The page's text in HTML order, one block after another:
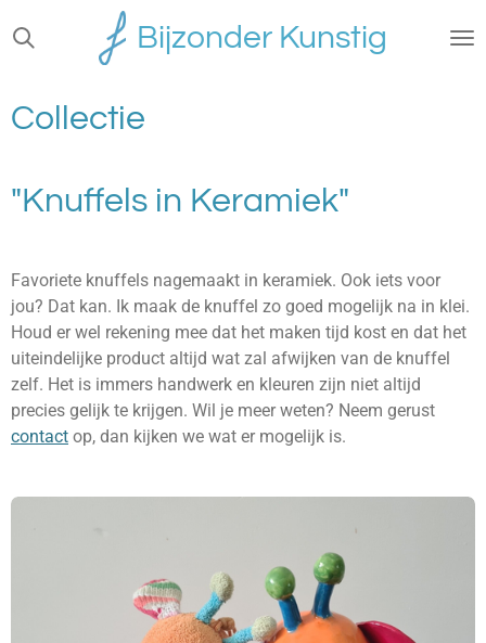
Ga
direct
hoofdinhoud
Bijzonder Kunstig
Collectie
"Knuffels in Keramiek"
Favoriete knuffels nagemaakt in keramiek. Ook iets voor
jou? Dat kan. Ik maak de knuffel zo goed mogelijk na in klei.
Houd er wel rekening mee dat het maken tijd kost en dat het
uiteindelijke product altijd wat zal afwijken van de knuffel
zelf. Het is immers handwerk en kleuren zijn niet altijd
precies gelijk te krijgen. Wil je meer weten? Neem gerust
contact op, dan kijken we wat er mogelijk is.